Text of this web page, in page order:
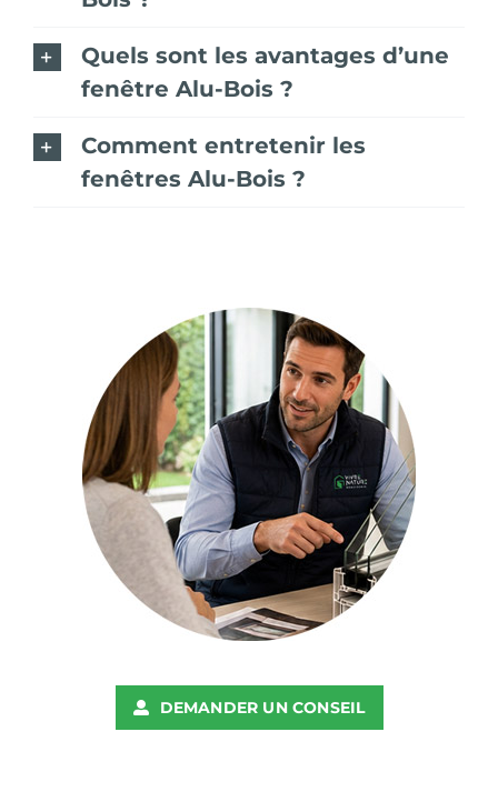
Quels sont les avantages d’une
fenêtre Alu-Bois ?
Comment entretenir les
fenêtres Alu-Bois ?
DEMANDER UN CONSEIL